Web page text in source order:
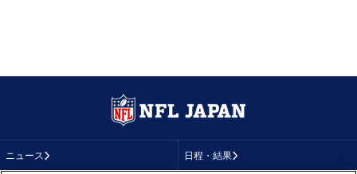
ニュース 日程・結果